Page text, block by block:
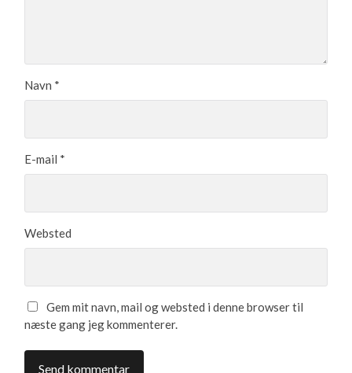
Navn *
E-mail *
Websted
Gem mit navn, mail og websted i denne browser til
næste gang jeg kommenterer.